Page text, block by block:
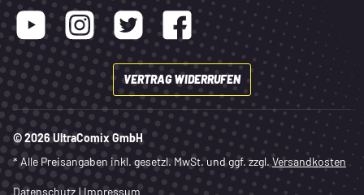
Youtube InstagramTwitter Facebook
VERTRAG WIDERRUFEN
© 2026 UltraComix GmbH
* Alle Preisangaben inkl. gesetzl. MwSt. und ggf. zzgl. Versandkosten
Datenschutz | Impressum